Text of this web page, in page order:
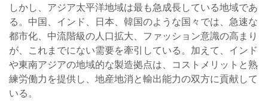
しかし、アジア太平洋地域は最も急成長している地域であ
る。中国、インド、日本、韓国のような国々では、急速な
都市化、中流階級の人口拡大、ファッション意識の高まり
が、これまでにない需要を牽引している。加えて、インド
や東南アジアの地域的な製造拠点は、コストメリットと熟
練労働力を提供し、地産地消と輸出能力の双方に貢献して
いる。